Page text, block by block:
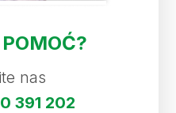
nas
391 202